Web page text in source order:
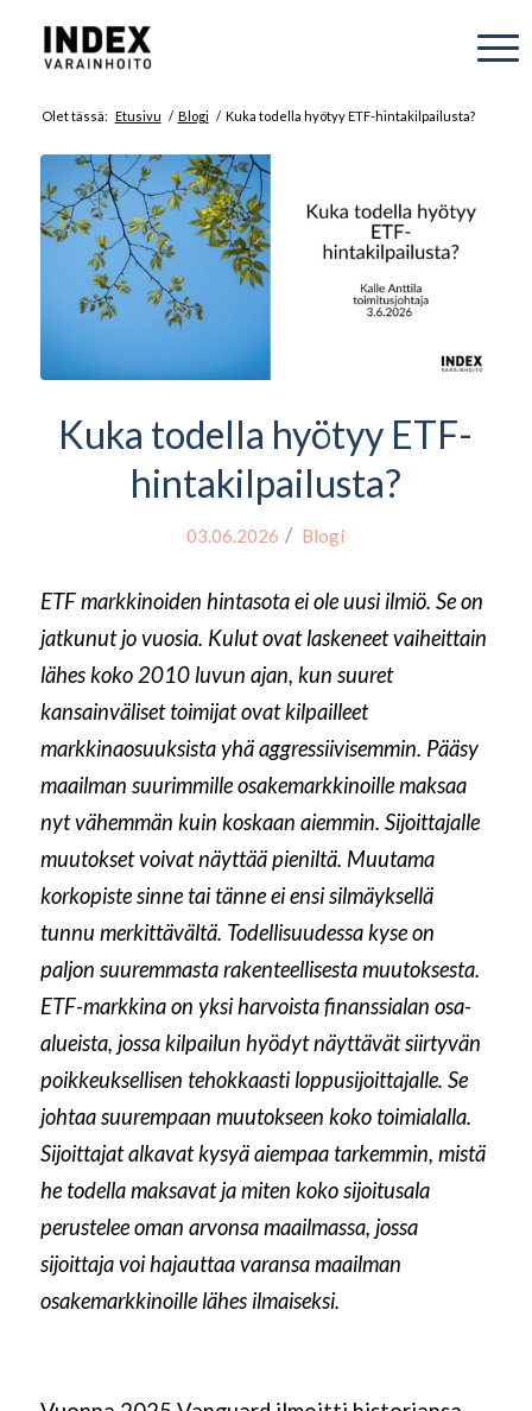
Olet tässä: Etusivu / Blogi / Kuka todella hyötyy ETF-hintakilpailusta?
Kuka todella hyötyy ETF-
hintakilpailusta?
03.06.2026 / Blogi
ETF markkinoiden hintasota ei ole uusi ilmiö. Se on
jatkunut jo vuosia. Kulut ovat laskeneet vaiheittain
lähes koko 2010 luvun ajan, kun suuret
kansainväliset toimijat ovat kilpailleet
markkinaosuuksista yhä aggressiivisemmin. Pääsy
maailman suurimmille osakemarkkinoille maksaa
nyt vähemmän kuin koskaan aiemmin. Sijoittajalle
muutokset voivat näyttää pieniltä. Muutama
korkopiste sinne tai tänne ei ensi silmäyksellä
tunnu merkittävältä. Todellisuudessa kyse on
paljon suuremmasta rakenteellisesta muutoksesta.
ETF-markkina on yksi harvoista finanssialan osa-
alueista, jossa kilpailun hyödyt näyttävät siirtyvän
poikkeuksellisen tehokkaasti loppusijoittajalle. Se
johtaa suurempaan muutokseen koko toimialalla.
Sijoittajat alkavat kysyä aiempaa tarkemmin, mistä
he todella maksavat ja miten koko sijoitusala
perustelee oman arvonsa maailmassa, jossa
sijoittaja voi hajauttaa varansa maailman
osakemarkkinoille lähes ilmaiseksi.